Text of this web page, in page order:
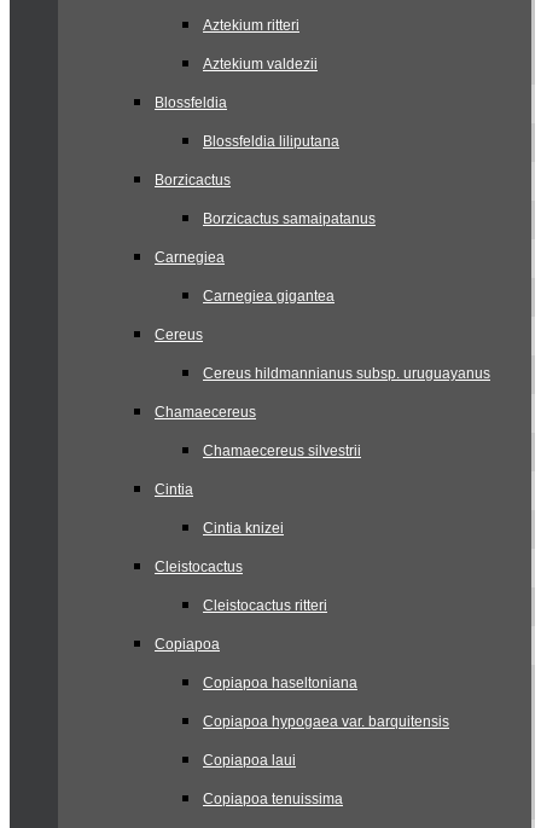
Aztekium ritteri
Aztekium valdezii
Blossfeldia
Blossfeldia liliputana
Borzicactus
Borzicactus samaipatanus
Carnegiea
Carnegiea gigantea
Cereus
Cereus hildmannianus subsp. uruguayanus
Chamaecereus
Chamaecereus silvestrii
Cintia
Cintia knizei
Cleistocactus
Cleistocactus ritteri
Copiapoa
Copiapoa haseltoniana
Copiapoa hypogaea var. barquitensis
Copiapoa laui
Copiapoa tenuissima